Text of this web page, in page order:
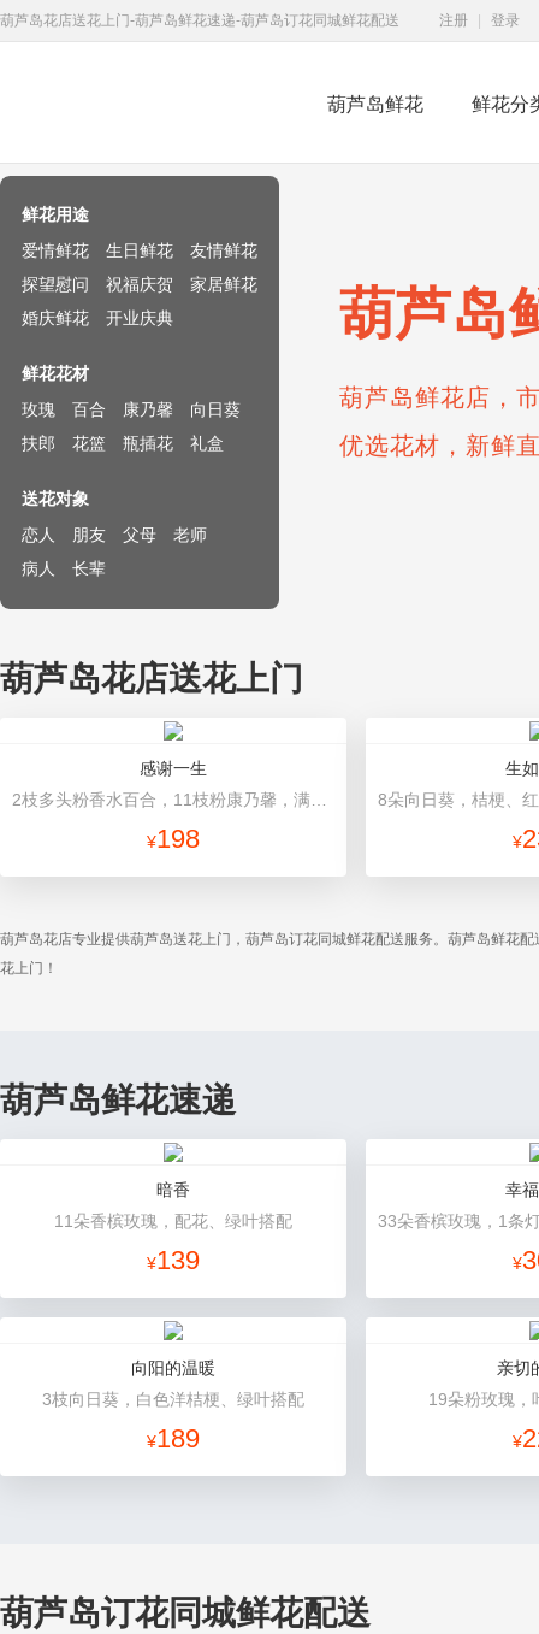
葫芦岛花店送花上门-葫芦岛鲜花速递-葫芦岛订花同城鲜花配送 注册 登录
葫芦岛鲜花 鲜花分
葫芦岛
葫芦岛鲜花店，
优选花材，新鲜
鲜花用途
爱情鲜花
生日鲜花
友情鲜花
探望慰问
祝福庆贺
家居鲜花
婚庆鲜花
开业庆典
鲜花花材
玫瑰
百合 康乃馨
向日葵
扶郎
花篮 瓶插花 礼盒
送花对象
恋人
朋友 父母
老师
病人
长辈
葫芦岛花店送花上门
感谢一生
¥198
生
¥
葫芦岛花店专业提供葫芦岛送花上门，葫芦岛订花同城鲜花配送服务。葫芦岛鲜花
花上门！
葫芦岛鲜花速递
暗香
11朵香槟玫瑰，配花、绿叶搭配
¥139
幸
¥
向阳的温暖
3枝向日葵，白色洋桔梗、绿叶搭配
¥189
亲切
19朵粉玫瑰，
¥
葫芦岛订花同城鲜花配送